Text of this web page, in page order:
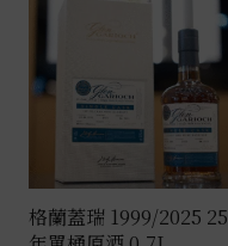
格蘭蓋瑞 1999/2025 25